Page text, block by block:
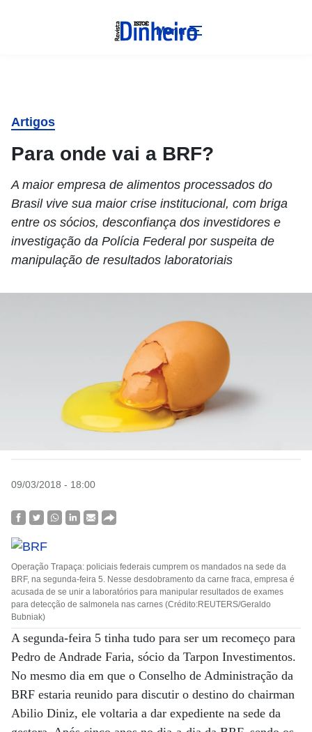
Menu
Artigos
Para onde vai a BRF?
A maior empresa de alimentos processados do
Brasil vive sua maior crise institucional, com briga
entre os sócios, desconfiança dos investidores e
investigação da Polícia Federal por suspeita de
manipulação de resultados laboratoriais
09/03/2018 - 18:00
Operação Trapaça: policiais federais cumprem os mandados na sede da
BRF, na segunda-feira 5. Nesse desdobramento da carne fraca, empresa é
acusada de se unir a laboratórios para manipular resultados de exames
para detecção de salmonela nas carnes (Crédito:REUTERS/Geraldo
Bubniak)
A segunda-feira 5 tinha tudo para ser um recomeço para
Pedro de Andrade Faria, sócio da Tarpon Investimentos.
No mesmo dia em que o Conselho de Administração da
BRF estaria reunido para discutir o destino do chairman
Abilio Diniz, ele voltaria a dar expediente na sede da